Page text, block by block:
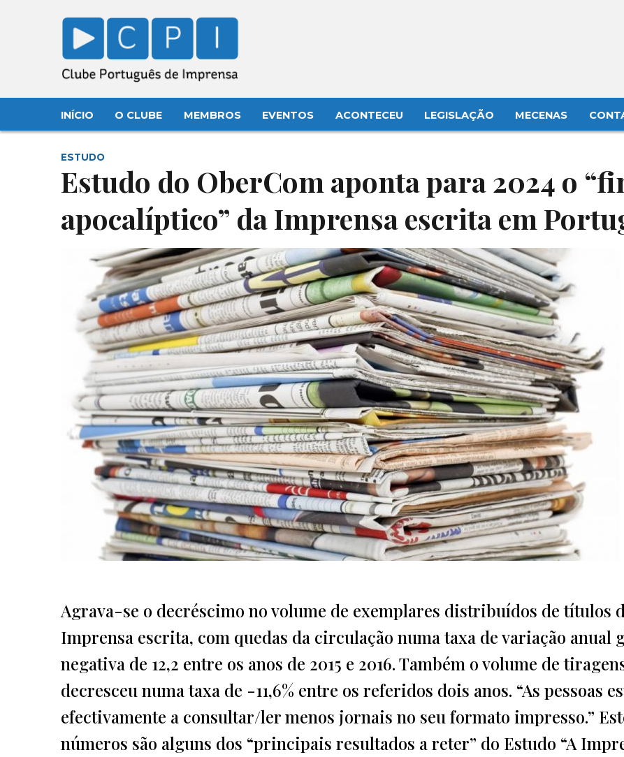
INÍCIO O CLUBE MEMBROS EVENTOS ACONTECEU LEGISLAÇÃO MECENAS
ESTUDO
Estudo do OberCom aponta para 2024 o
apocalíptico” da Imprensa escrita em
Agrava-se o decréscimo no volume de exemplares distribuídos de títulos
Imprensa escrita, com quedas da circulação numa taxa de variação anual
negativa de 12,2 entre os anos de 2015 e 2016. Também o volume de
decresceu numa taxa de -11,6% entre os referidos dois anos. “As pessoas
efectivamente a consultar/ler menos jornais no seu formato impresso.”
números são alguns dos “principais resultados a reter” do Estudo “A